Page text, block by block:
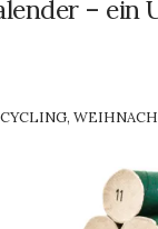
– ein
,